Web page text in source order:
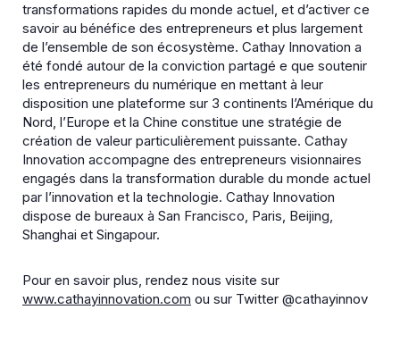
transformations rapides du monde actuel, et d’activer ce
savoir au bénéfice des entrepreneurs et plus largement
de l’ensemble de son écosystème. Cathay Innovation a
été fondé autour de la conviction partagé e que soutenir
les entrepreneurs du numérique en mettant à leur
disposition une plateforme sur 3 continents l’Amérique du
Nord, l’Europe et la Chine constitue une stratégie de
création de valeur particulièrement puissante. Cathay
Innovation accompagne des entrepreneurs visionnaires
engagés dans la transformation durable du monde actuel
par l’innovation et la technologie. Cathay Innovation
dispose de bureaux à San Francisco, Paris, Beijing,
Shanghai et Singapour.
Pour en savoir plus, rendez nous visite sur
www.cathayinnovation.com ou sur Twitter @cathayinnov